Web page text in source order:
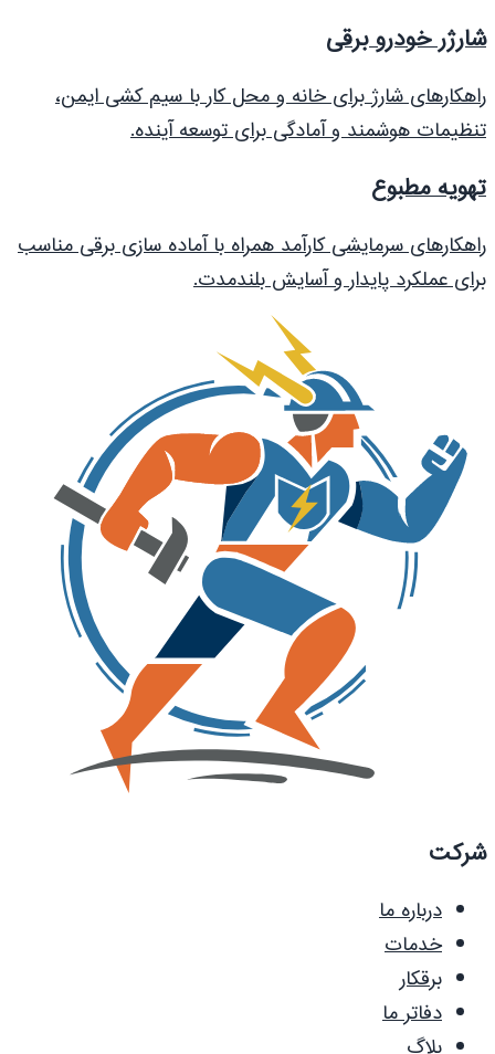
شارژر خودرو برقی
راهکارهای شارژ برای خانه و محل کار با سیم کشی ایمن،
تنظیمات هوشمند و آمادگی برای توسعه آینده.
تهویه مطبوع
راهکارهای سرمایشی کارآمد همراه با آماده سازی برقی مناسب
برای عملکرد پایدار و آسایش بلندمدت.
شرکت
درباره ما
خدمات
برقکار
دفاتر ما